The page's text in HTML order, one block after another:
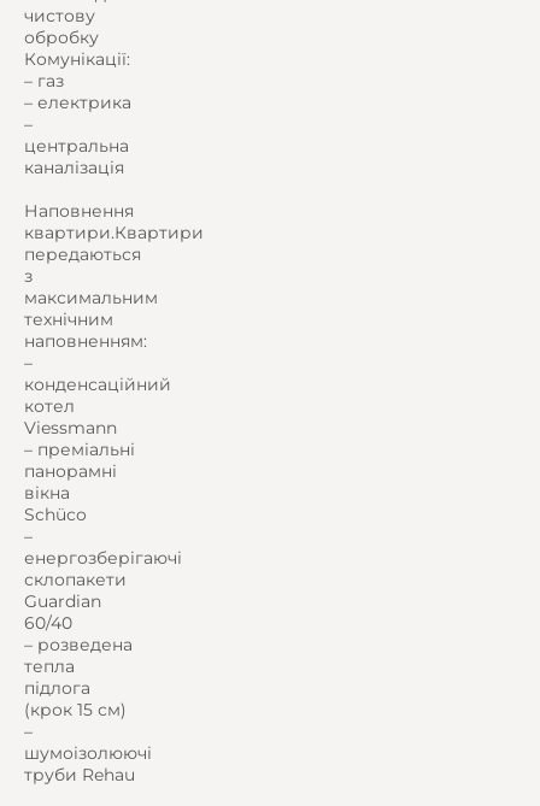
чистову
обробку
Комунікації:
– газ
– електрика
–
центральна
каналізація
Наповнення
квартири.Квартири
передаються
з
максимальним
технічним
наповненням:
–
конденсаційний
котел
Viessmann
– преміальні
панорамні
вікна
Schüco
–
енергозберігаючі
склопакети
Guardian
60/40
– розведена
тепла
підлога
(крок 15 см)
–
шумоізолюючі
труби Rehau